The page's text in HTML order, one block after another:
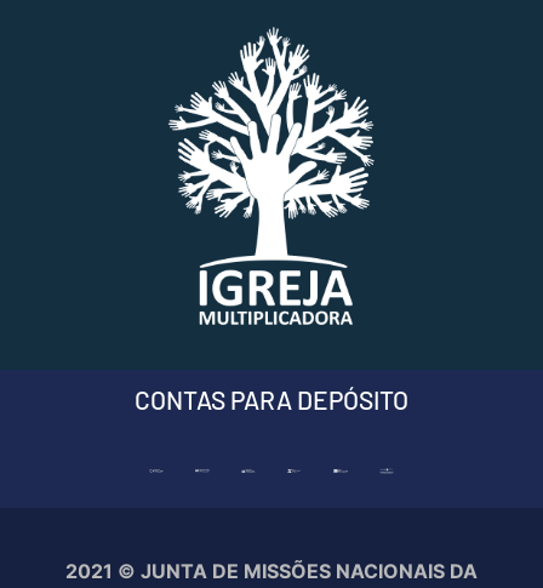
CONTAS PARA DEPÓSITO
2021 © JUNTA DE MISSÕES NACIONAIS DA